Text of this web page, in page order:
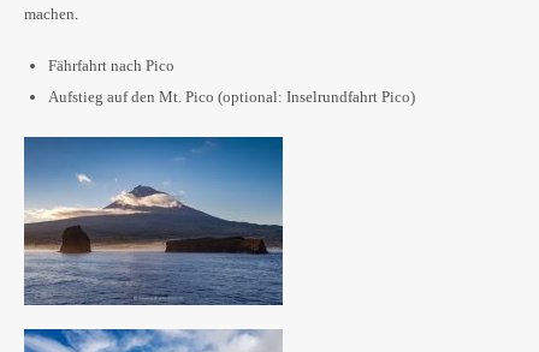
machen.
Fährfahrt nach Pico
Aufstieg auf den Mt. Pico (optional: Inselrundfahrt Pico)